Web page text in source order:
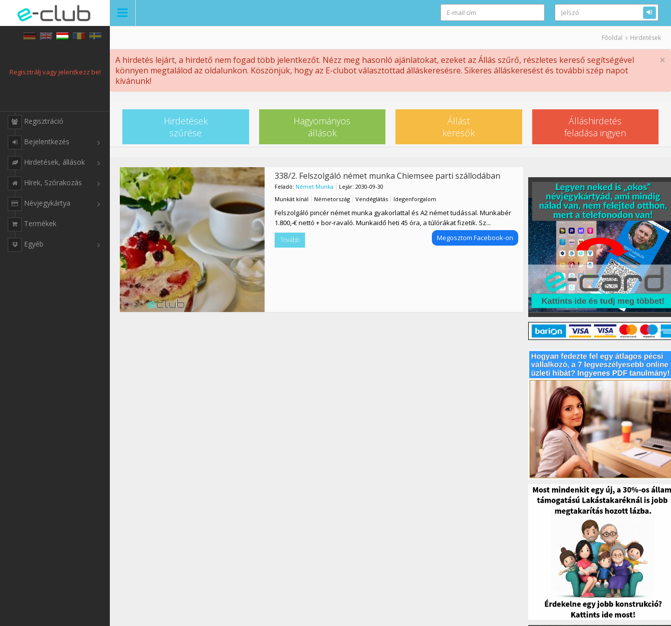
Regisztrálj vagy jelentkezz be!
Regisztráció
Bejelentkezés
Hirdetések, állások
Hírek, Szórakozás
Névjegykártya
Termékek
Egyéb
Főoldal Hirdetések
×
A hirdetés lejárt, a hirdető nem fogad több jelentkezőt. Nézz meg hasonló ajánlatokat, ezeket az Állás szűrő, részletes kereső segítségével
könnyen megtalálod az oldalunkon. Köszönjük, hogy az E-clubot választottad álláskeresésre. Sikeres álláskeresést és további szép napot
kívánunk!
Hirdetések
szűrése
Hagyományos
állások
Állást
keresők
Álláshirdetés
feladása ingyen
338/2. Felszolgáló német munka Chiemsee parti szállodában
Feladó: Német Munka
Lejár: 2030-09-30
Munkát kínál
Németország Vendéglátás Idegenforgalom
Felszolgáló pincér német munka gyakorlattal és A2 német tudással. Munkabér
1.800,-€ nettó + bor-ravaló. Munkaidő heti 45 óra, a túlórákat fizetik. Sz...
Megosztom Facebook-on
Tovább